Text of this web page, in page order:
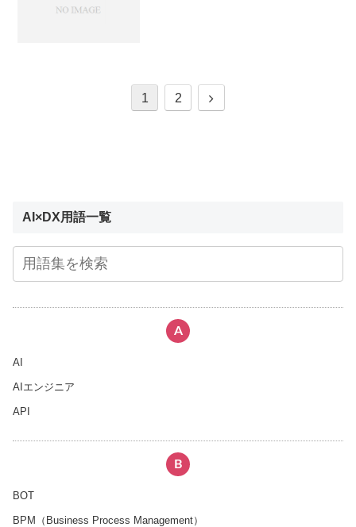
1 2
AI×DX用語一覧
A
AI
AIエンジニア
API
B
BOT
BPM（Business Process Management）